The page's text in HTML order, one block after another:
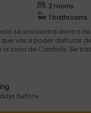
2 rooms
1 bathrooms
se encuentra dentro
vas a poder disfrutar
zona de Cambrils. Se
before